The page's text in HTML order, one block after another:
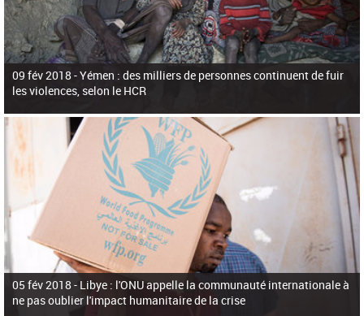
09 fév 2018 -Yémen : des milliers de personnes continuent de fuir
les violences, selon le HCR
05 fév 2018 - Libye : l'ONU appelle la communauté internationale à
ne pas oublier l'impact humanitaire de la crise